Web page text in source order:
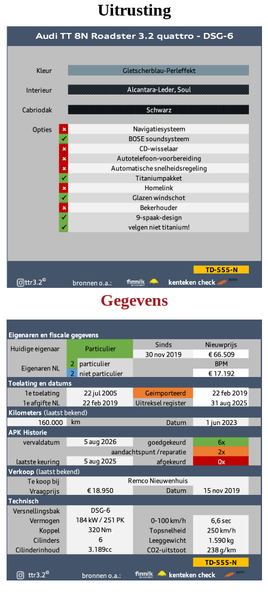
Uitrusting
Gegevens